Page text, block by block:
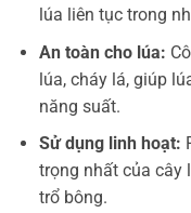
lúa liên tục trong
An toàn cho lúa:
lúa, cháy lá, giúp
năng suất.
Sử dụng linh hoạt:
trọng nhất của cây
trổ bông.